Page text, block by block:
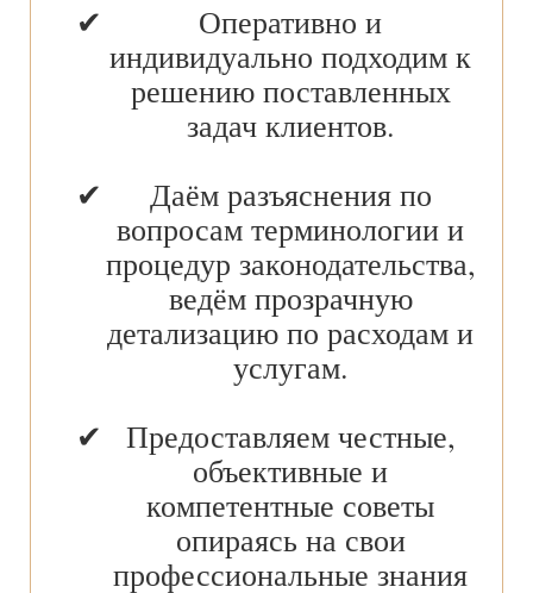
Оперативно и
индивидуально подходим к
решению поставленных
задач клиентов.
Даём разъяснения по
вопросам терминологии и
процедур законодательства,
ведём прозрачную
детализацию по расходам и
услугам.
Предоставляем честные,
объективные и
компетентные советы
опираясь на свои
профессиональные знания